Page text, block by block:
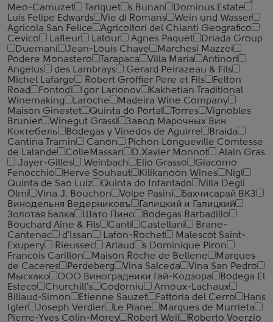
Meo-Camuzet
Tariquet s Bunan
Dominus Estate
Luis Felipe Edwards
Vie di Romans
Wein und Wasser
Agricola San Felice
Agricoltori del Chianti Geografico
Cevico
Lafleur Latour Agnes Paquet
Driada Group
Duemani
Jean-Louis Chave
Marchesi Mazzei
Podere Monastero
Tarapaca Villa Maria
Antinori
Angelus
des Lambrays
Gerard Peirazeau & Fils
Michel Lafarge
Robert Groffier Pere et Fils
Felton
Road
Fontodi Igor Larionov
Kakhetian Traditional
Winemaking
Laroche
Madeira Wine Company
Maison Ginestet
Quinta do Portal Torres
Vignobles
Brunier
Winegut Grassl
Завод Марочных Вин
Коктебель
Bodegas y Vinedos de Aguirre
Braida
Cantina Tramin
Canon
Pichon Longueville Comtesse
de Lalande
ColleMassari D.Xavier Monnot
Alain Gras
Jayer-Gilles
Weinbach Elio Grasso
Giacomo
Fenocchio
Herve Souhaut Kilikanoon Wines
Nigl
Quinta de Sao Luiz
Quinta do Infantado
Villa Degli
Olmi
Vina J. Bouchon Volpe Pasini
Бахчисарай ВКЗ
Винодельня Ведерниковъ
Галицкий и Галицкий
Золотая Балка
Шато Пино
Bodegas Barbadillo
Bouchard Aine & Fils
Canti Castellani
Brane-
Cantenac
d'Issan Lafon-Rochet
Malescot Saint-
Exupery
Rieussec Arlaud
s Dominique Piron
Francois Carillon
Maison Roche de Bellene
Marques
de Caceres
Perdeberg Vina Salceda
Vina San Pedro
Мысхако
ООО Виноградники Гай-Кодзора
Bodega El
Esteco
Churchill's Codorniu
Arnoux-Lachaux
Billaud-Simon
Etienne Sauzet Fattoria del Cerro
Hans
Igler
Joseph Verdier Le Piane
Marques de Murrieta
Pierre-Yves Colin-Morey
Robert Weil Roberto Voerzio